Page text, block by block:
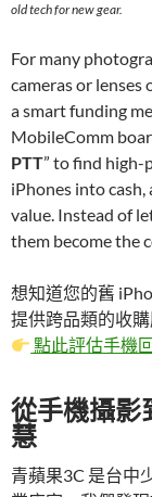
old tech for new gear.
For many
cameras or lenses
a smart funding
MobileComm
PTT” to find high-
iPhones into
value. Instead of
them become the
想知道您的舊
提供跨品類的收
點此評估手機
從手機攝影
慧
青蘋果3C 是台中